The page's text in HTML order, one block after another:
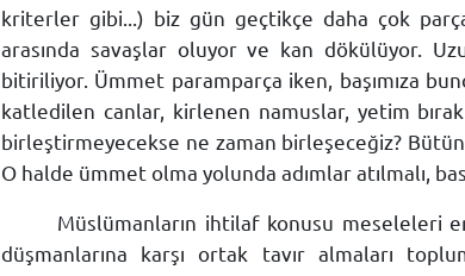
kriterler gibi...) biz gün geçtikçe daha çok
arasında savaşlar oluyor ve kan dökülüyor.
bitiriliyor. Ümmet paramparça iken, başımıza
katledilen canlar, kirlenen namuslar, yetim
birleştirmeyecekse ne zaman birleşeceğiz?
O halde ümmet olma yolunda adımlar atılmalı,
Müslümanların ihtilaf konusu meseleleri
düşmanlarına karşı ortak tavır almaları